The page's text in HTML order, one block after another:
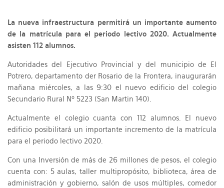
La nueva infraestructura permitirá un importante aumento
de la matrícula para el periodo lectivo 2020. Actualmente
asisten 112 alumnos.
Autoridades del Ejecutivo Provincial y del municipio de El
Potrero, departamento der Rosario de la Frontera, inaugurarán
mañana miércoles, a las 9:30 el nuevo edificio del colegio
Secundario Rural Nº 5223 (San Martin 140).
Actualmente el colegio cuanta con 112 alumnos. El nuevo
edificio posibilitará un importante incremento de la matrícula
para el periodo lectivo 2020.
Con una Inversión de más de 26 millones de pesos, el colegio
cuenta con: 5 aulas, taller multipropósito, biblioteca, área de
administración y gobierno, salón de usos múltiples, comedor